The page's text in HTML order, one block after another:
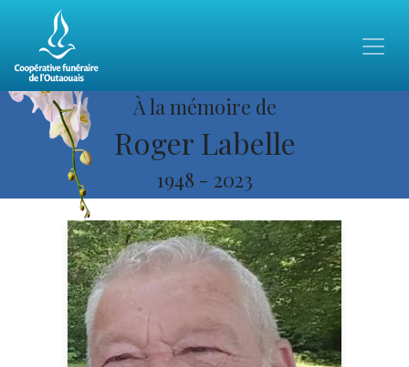
À la mémoire de
Roger Labelle
1948 - 2023